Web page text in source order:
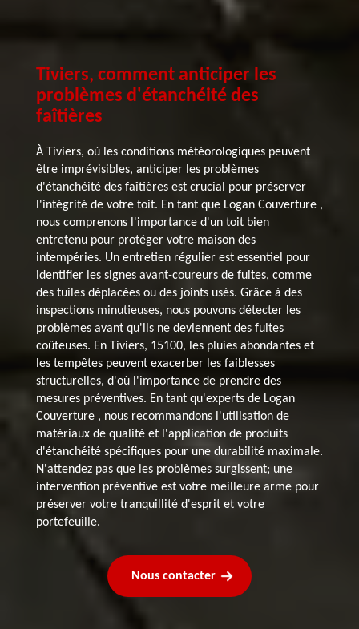
Tiviers, comment anticiper les
problèmes d'étanchéité des
faîtières
À Tiviers, où les conditions météorologiques peuvent
être imprévisibles, anticiper les problèmes
d'étanchéité des faîtières est crucial pour préserver
l'intégrité de votre toit. En tant que Logan Couverture ,
nous comprenons l'importance d'un toit bien
entretenu pour protéger votre maison des
intempéries. Un entretien régulier est essentiel pour
identifier les signes avant-coureurs de fuites, comme
des tuiles déplacées ou des joints usés. Grâce à des
inspections minutieuses, nous pouvons détecter les
problèmes avant qu'ils ne deviennent des fuites
coûteuses. En Tiviers, 15100, les pluies abondantes et
les tempêtes peuvent exacerber les faiblesses
structurelles, d'où l'importance de prendre des
mesures préventives. En tant qu'experts de Logan
Couverture , nous recommandons l'utilisation de
matériaux de qualité et l'application de produits
d'étanchéité spécifiques pour une durabilité maximale.
N'attendez pas que les problèmes surgissent; une
intervention préventive est votre meilleure arme pour
préserver votre tranquillité d'esprit et votre
portefeuille.
Nous contacter